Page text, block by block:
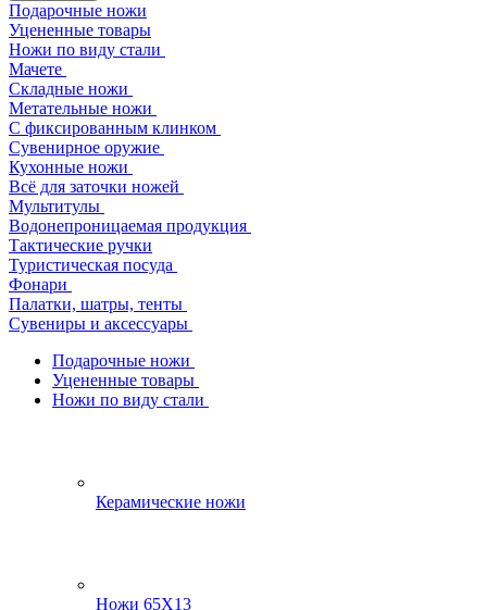
Подарочные ножи
Уцененные товары
Ножи по виду стали
Мачете
Складные ножи
Метательные ножи
С фиксированным клинком
Сувенирное оружие
Кухонные ножи
Всё для заточки ножей
Мультитулы
Водонепроницаемая продукция
Тактические ручки
Туристическая посуда
Фонари
Палатки, шатры, тенты
Сувениры и аксессуары
Подарочные ножи
Уцененные товары
Ножи по виду стали
Керамические ножи
Ножи 65Х13